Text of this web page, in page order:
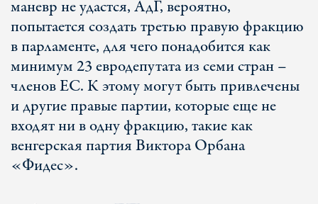
маневр не удастся, AдГ, вероятно,
попытается создать третью правую фракцию
в парламенте, для чего понадобится как
минимум 23 евродепутата из семи стран –
членов ЕС. К этому могут быть привлечены
и другие правые партии, которые еще не
входят ни в одну фракцию, такие как
венгерская партия Виктора Орбана
«Фидес».